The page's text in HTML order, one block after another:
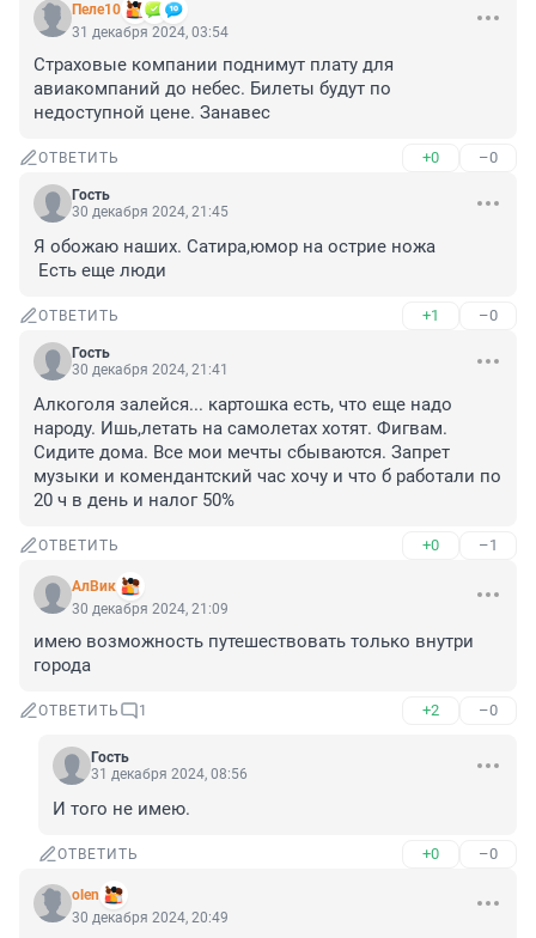
Пеле10
31 декабря 2024, 03:54
Страховые компании поднимут плату для
авиакомпаний до небес. Билеты будут по
недоступной цене. Занавес
ОТВЕТИТЬ +0 –0
Гость
30 декабря 2024, 21:45
Я обожаю наших. Сатира,юмор на острие ножа
Есть еще люди
ОТВЕТИТЬ +1 –0
Гость
30 декабря 2024, 21:41
Алкоголя залейся... картошка есть, что еще надо
народу. Ишь,летать на самолетах хотят. Фигвам.
Сидите дома. Все мои мечты сбываются. Запрет
музыки и комендантский час хочу и что б работали по
20 ч в день и налог 50%
ОТВЕТИТЬ +0 –1
АлВик
30 декабря 2024, 21:09
имею возможность путешествовать только внутри
города
ОТВЕТИТЬ 1 +2 –0
Гость
31 декабря 2024, 08:56
И того не имею.
ОТВЕТИТЬ +0 –0
olen
30 декабря 2024, 20:49